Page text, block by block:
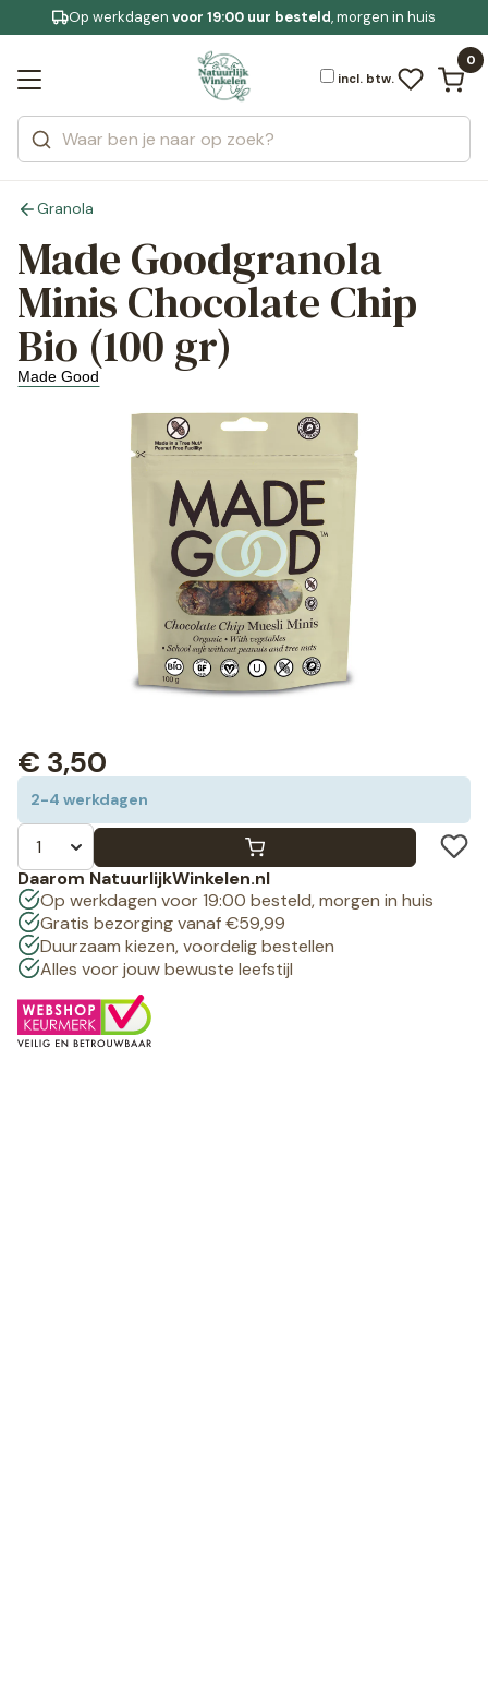
Gratis bezorging
Jouw bewuste leefstijl
Op werkdagenvoor 19:00 uur besteld, morgen in huis
incl. btw.
0
Zoeken
Categorieën
Merken
Bekijk alle resultaten
Granola
Made Goodgranola
Minis Chocolate Chip
Bio (100 gr)
Made Good
2-4 werkdagen
€ 3,50
Daarom NatuurlijkWinkelen.nl
Op werkdagen voor 19:00 besteld, morgen in huis
Gratis bezorging vanaf €59,99
Duurzaam kiezen, voordelig bestellen
Alles voor jouw bewuste leefstijl